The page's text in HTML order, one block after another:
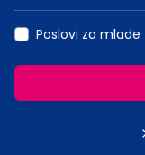
Poslovi za mlade